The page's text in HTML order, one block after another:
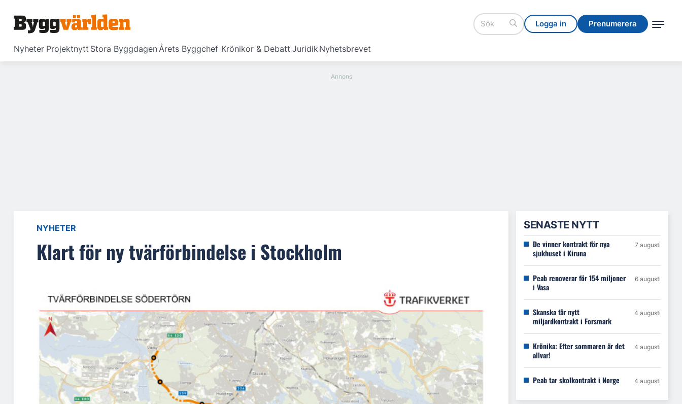
Logga in Prenumerera
Nyheter Projektnytt Stora ByggdagenÅrets Byggchef Krönikor & Debatt JuridikNyhetsbrevet
Logga in Prenumerera
NYHETER
Klart för ny tvärförbindelse i Stockholm
SENASTE NYTT
De vinner kontrakt för nya
sjukhuset i Kiruna
7 augusti
Peab renoverar för 154 miljoner
i Vasa
6 augusti
Skanska får nytt
miljardkontrakt i Forsmark
4 augusti
Krönika: Efter sommaren är det
allvar!
4 augusti
Peab tar skolkontrakt i Norge 4 augusti